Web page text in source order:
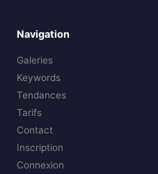
Navigation
Galeries
Keywords
Tendances
Tarifs
Contact
Inscription
Connexion